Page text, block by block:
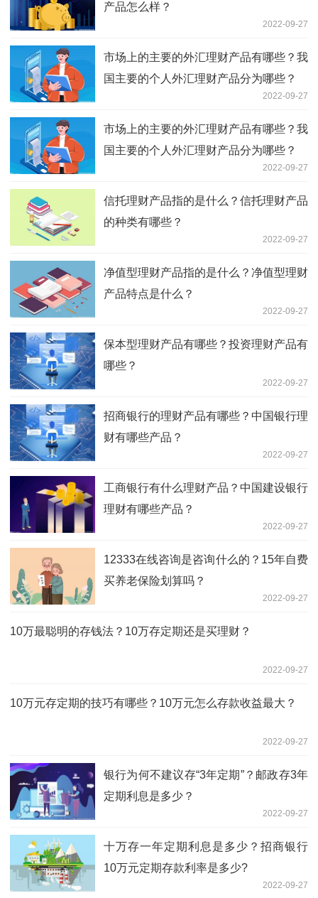
产品怎么样？
2022-09-27
市场上的主要的外汇理财产品有哪些？我
国主要的个人外汇理财产品分为哪些？
2022-09-27
市场上的主要的外汇理财产品有哪些？我
国主要的个人外汇理财产品分为哪些？
2022-09-27
信托理财产品指的是什么？信托理财产品
的种类有哪些？
2022-09-27
净值型理财产品指的是什么？净值型理财
产品特点是什么？
2022-09-27
保本型理财产品有哪些？投资理财产品有
哪些？
2022-09-27
招商银行的理财产品有哪些？中国银行理
财有哪些产品？
2022-09-27
工商银行有什么理财产品？中国建设银行
理财有哪些产品？
2022-09-27
12333在线咨询是咨询什么的？15年自费
买养老保险划算吗？
2022-09-27
10万最聪明的存钱法？10万存定期还是买理财？
2022-09-27
10万元存定期的技巧有哪些？10万元怎么存款收益最大？
2022-09-27
银行为何不建议存“3年定期”？邮政存3年
定期利息是多少？
2022-09-27
十万存一年定期利息是多少？招商银行
10万元定期存款利率是多少?
2022-09-27